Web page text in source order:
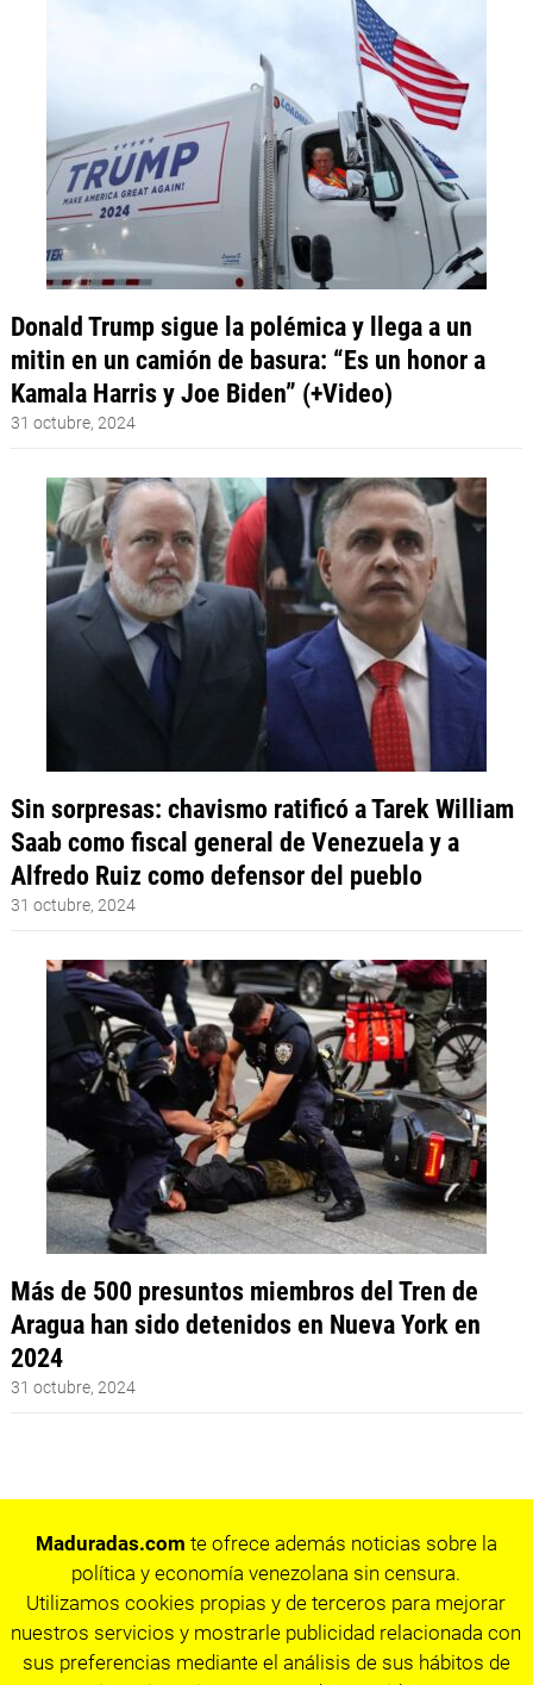
Donald Trump sigue la polémica y llega a un
mitin en un camión de basura: “Es un honor a
Kamala Harris y Joe Biden” (+Video)
31 octubre, 2024
Sin sorpresas: chavismo ratificó a Tarek William
Saab como fiscal general de Venezuela y a
Alfredo Ruiz como defensor del pueblo
31 octubre, 2024
Más de 500 presuntos miembros del Tren de
Aragua han sido detenidos en Nueva York en
2024
31 octubre, 2024
Maduradas.com te ofrece además noticias sobre la
política y economía venezolana sin censura.
Utilizamos cookies propias y de terceros para mejorar
nuestros servicios y mostrarle publicidad relacionada con
sus preferencias mediante el análisis de sus hábitos de